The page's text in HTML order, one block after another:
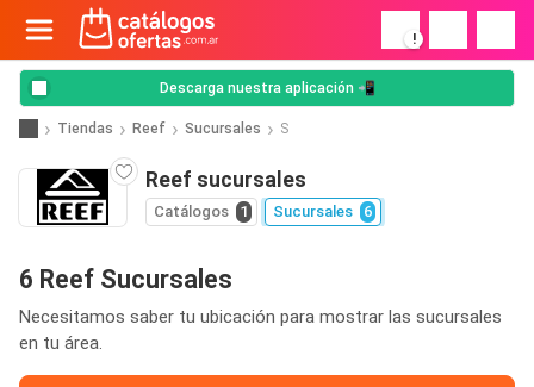
!
Descarga nuestra aplicación 📲
Tiendas Reef Sucursales S
Reef sucursales
Catálogos 1 Sucursales 6
6 Reef Sucursales
Necesitamos saber tu ubicación para mostrar las sucursales
en tu área.